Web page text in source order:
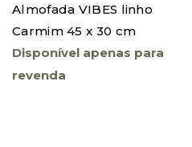
Almofada VIBES linho
Carmim 45 x 30 cm
Disponível apenas para
revenda